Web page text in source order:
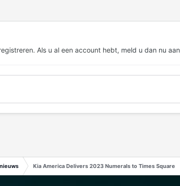
Als u al een account hebt, meld u dan nu aan
Kia America Delivers 2023 Numerals to Times Square